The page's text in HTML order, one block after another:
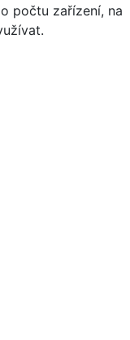
počtu zařízení, na